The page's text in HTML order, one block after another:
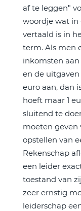
af te leggen"
woordje wat in
vertaald is in
term. Als men
inkomsten
en de uitgaven
euro aan, dan
hoeft maar 1
sluitend te
moeten geven
opstellen van
Rekenschap
een leider
toestand van
zeer ernstig
leiderschap